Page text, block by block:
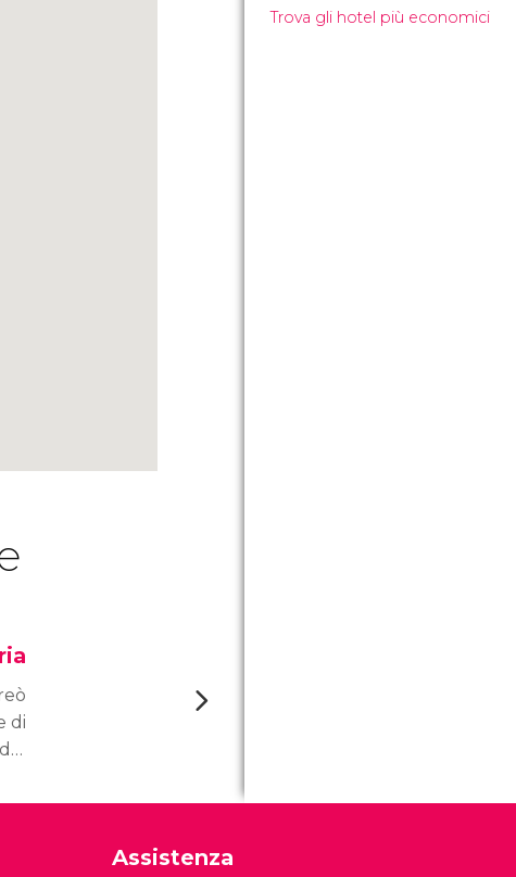
di
è
Trova gli hotel più economici
Assistenza